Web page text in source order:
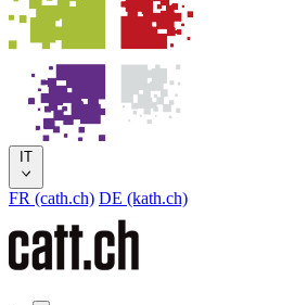
IT
FR (cath.ch) DE (kath.ch)